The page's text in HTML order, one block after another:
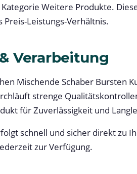
Weitere Produkte.
Preis-Leistungs-Verhältnis.
Verarbeitung
Mischende Schaber Bursten
strenge
für Zuverlässigkeit und
schnell und sicher direkt zu
zur Verfügung.